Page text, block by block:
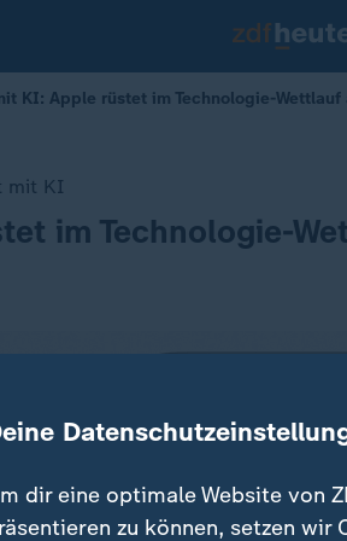
KI: Apple rüstet im Technologie-Wettlauf
mit KI
im Technologie-
dir eine optimale Website von
zu können, setzen wir